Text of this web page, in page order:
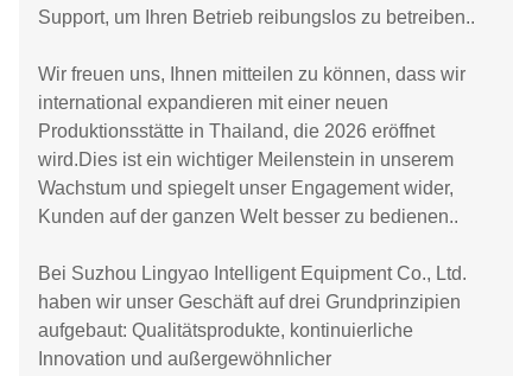
Support, um Ihren Betrieb reibungslos zu betreiben..
Wir freuen uns, Ihnen mitteilen zu können, dass wir
international expandieren mit einer neuen
Produktionsstätte in Thailand, die 2026 eröffnet
wird.Dies ist ein wichtiger Meilenstein in unserem
Wachstum und spiegelt unser Engagement wider,
Kunden auf der ganzen Welt besser zu bedienen..
Bei Suzhou Lingyao Intelligent Equipment Co., Ltd.
haben wir unser Geschäft auf drei Grundprinzipien
aufgebaut: Qualitätsprodukte, kontinuierliche
Innovation und außergewöhnlicher